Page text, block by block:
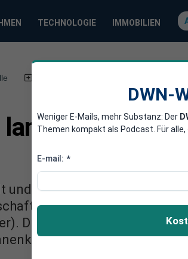
TECHNOLOGIE IMMOBILIEN
langfristig zur
überholt die Vereinigten
Keyu Jin in
Die Ökonomin sieht
und
DWN-
Weniger E-Mails, mehr Substanz: Der
Themen kompakt als Podcast. Für
E-mail: *